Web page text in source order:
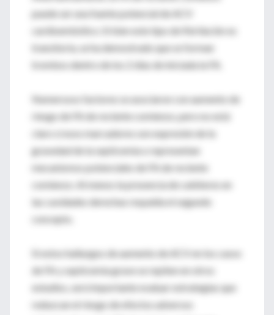
puede ser una fuente potencial de ACV
cardioembólico. Si bien este tipo de fibrilación es
transitoria, se ha demostrado que se forman
trombos dentro de los 2 días de iniciada la FA.
Numerosos factores se asociaron con aumento de
riesgo de FA de reciente comienzo, pero no está
claro si esos marcadores son expresión de la
gravedad de la septicemia o representan
mecanismos potenciales de FA de reciente
comienzo. Al menos la presencia de catéteres en
las cavidades derechas respalda el segundo
concepto.
Si estos hallazgos de aumento de ACV en los casos
de FA y septicemia grave se repiten en otros
estudios, será importante evaluar estrategias que
reduzcan el riesgo de efectos adversos